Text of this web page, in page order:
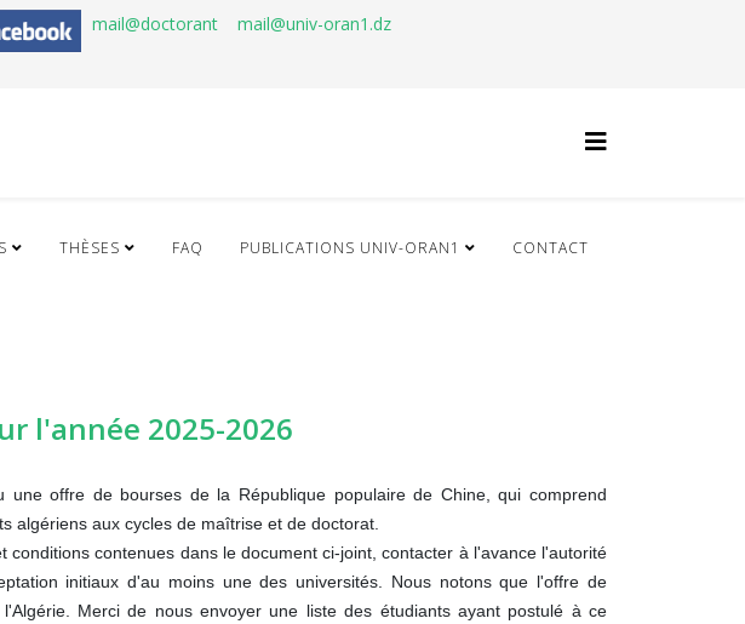
mail@doctorant mail@univ-oran1.dz
THÈSES FAQ PUBLICATIONS UNIV-ORAN1 CONTACT
l'année 2025-2026
offre de bourses de la République populaire de Chine, qui comprend
algériens aux cycles de maîtrise et de doctorat.
contenues dans le document ci-joint, contacter à l'avance l'autorité
initiaux d'au moins une des universités. Nous notons que l'offre de
Merci de nous envoyer une liste des étudiants ayant postulé à ce